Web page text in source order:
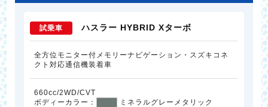
試乗車 ハスラー HYBRID Xターボ
全方位モニター付メモリーナビゲーション・スズキコネ
クト対応通信機装着車
660cc/2WD/CVT
ボディーカラー：
ミネラルグレーメタリック